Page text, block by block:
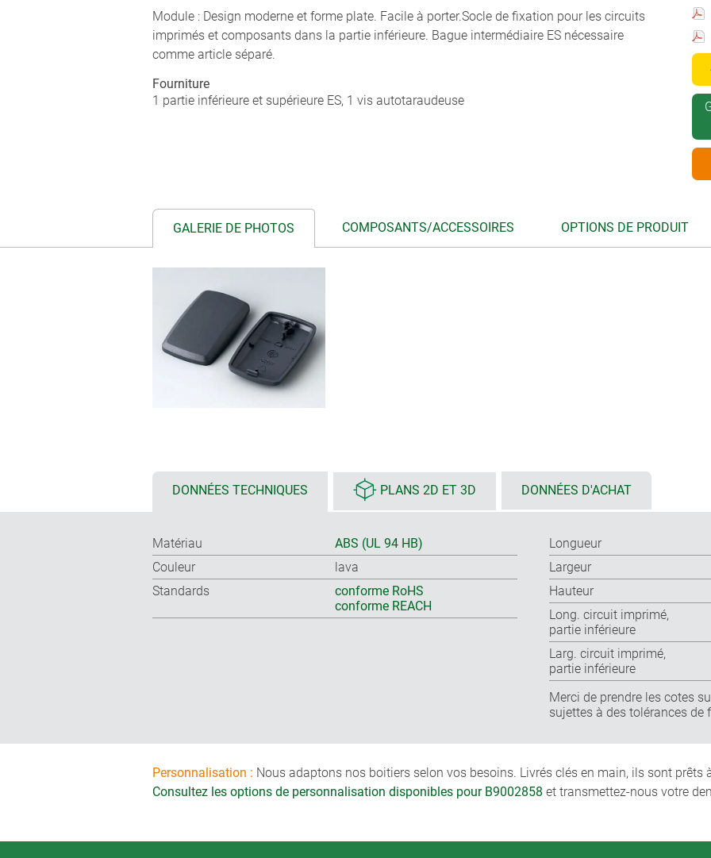
Module : Design moderne et forme plate. Facile à porter.Socle de fixation pour les circuits
imprimés et composants dans la partie inférieure. Bague intermédiaire ES nécessaire
comme article séparé.
Fourniture
1 partie inférieure et supérieure ES, 1 vis autotaraudeuse
GALERIE DE PHOTOS COMPOSANTS/ACCESSOIRES OPTIONS DE PRODUIT
DONNÉES TECHNIQUES PLANS 2D ET 3D DONNÉES D'ACHAT
Matériau
ABS (UL 94 HB)
Couleur
lava
Standards
conforme RoHS
conforme REACH
Longueur
Largeur
Hauteur
Long. circuit imprimé,
partie inférieure
Larg. circuit imprimé,
partie inférieure
Merci de prendre les cotes
sujettes à des tolérances
Personnalisation : Nous adaptons nos boitiers selon vos besoins. Livrés clés en main, ils sont prêts
Consultez les options de personnalisation disponibles pour B9002858 et transmettez-nous votre